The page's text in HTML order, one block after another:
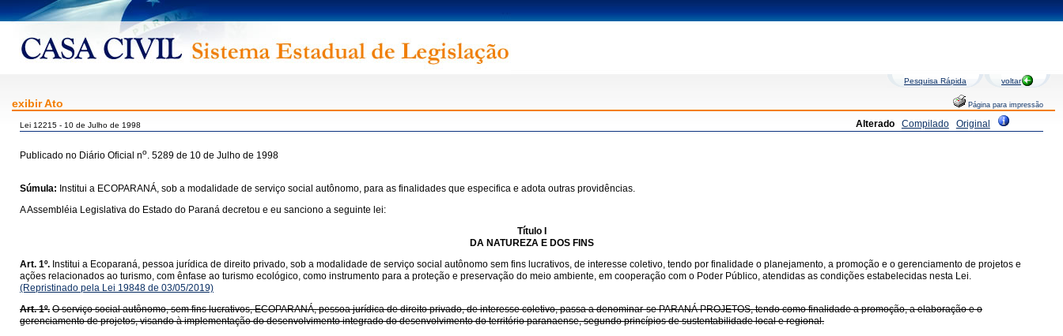
Pesquisa Rápida voltar
exibir Ato Página para impressão
Alterado Compilado Original
Lei 12215 - 10 de Julho de 1998
Publicado no Diário Oficial no. 5289 de 10 de Julho de 1998
Súmula: Institui a ECOPARANÁ, sob a modalidade de serviço social autônomo, para as finalidades que especifica e adota outras providências.
A Assembléia Legislativa do Estado do Paraná decretou e eu sanciono a seguinte lei:
Título I
DA NATUREZA E DOS FINS
Art. 1º. Institui a Ecoparaná, pessoa jurídica de direito privado, sob a modalidade de serviço social autônomo sem fins lucrativos, de interesse coletivo, tendo por finalidade o planejamento, a promoção e o gerenciamento de projetos e
ações relacionados ao turismo, com ênfase ao turismo ecológico, como instrumento para a proteção e preservação do meio ambiente, em cooperação com o Poder Público, atendidas as condições estabelecidas nesta Lei.
(Repristinado pela Lei 19848 de 03/05/2019)
Art. 1º. O serviço social autônomo, sem fins lucrativos, ECOPARANÁ, pessoa jurídica de direito privado, de interesse coletivo, passa a denominar-se PARANÁ PROJETOS, tendo como finalidade a promoção, a elaboração e o
gerenciamento de projetos, visando à implementação do desenvolvimento integrado do desenvolvimento do território paranaense, segundo princípios de sustentabilidade local e regional.